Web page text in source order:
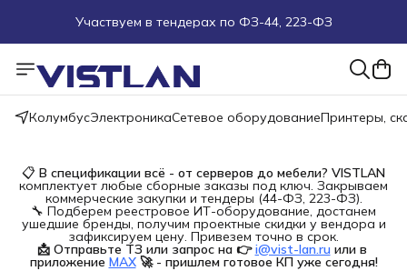
Участвуем в тендерах по ФЗ-44, 223-ФЗ
Поможем подобрать оборудование под ТЗ
Пуско-наладочные работы
Более 100 000 позиций в наличии и под заказ
КолумбусЭлектроникаСетевое оборудованиеПринтеры,
📋 В спецификации всё - от серверов до мебели? VISTLAN
комплектует любые сборные заказы под ключ. Закрываем
коммерческие закупки и тендеры (44-ФЗ, 223-ФЗ).
🔧 Подберем реестровое ИТ-оборудование, достанем
ушедшие бренды, получим проектные скидки у вендора и
зафиксируем цену. Привезем точно в срок.
📩 Отправьте ТЗ или запрос на 👉 i@vist-lan.ru или в
приложение MAX 🚀 - пришлем готовое КП уже сегодня!